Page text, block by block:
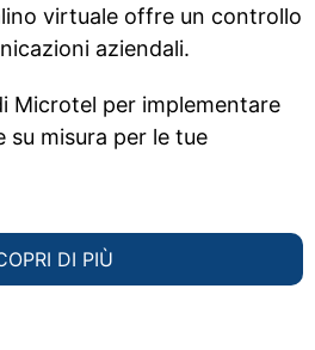
virtuale offre un controllo
aziendali.
Microtel per implementare
misura per le tue
DI PIÙ